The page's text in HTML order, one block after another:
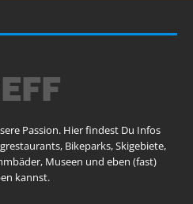
Passion. Hier findest Du Infos
Bikeparks, Skigebiete,
Museen und eben (fast)
kannst.